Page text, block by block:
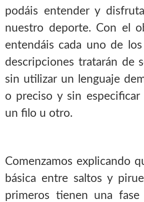
podáis entender y
nuestro deporte. Con el
entendáis cada uno de
descripciones tratarán de
sin utilizar un lenguaje
o preciso y sin especificar
un filo u otro.
Comenzamos explicando
básica entre saltos y
primeros tienen una fase